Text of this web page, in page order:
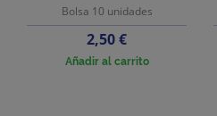
Bolsa 10 unidades
Precio
2,50 €
Añadir al carrito